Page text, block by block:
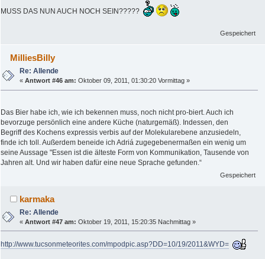
MUSS DAS NUN AUCH NOCH SEIN?????
Gespeichert
MilliesBilly
Re: Allende
«Antwort #46 am: Oktober 09, 2011, 01:30:20 Vormittag »
Das Bier habe ich, wie ich bekennen muss, noch nicht pro-biert. Auch ich
bevorzuge persönlich eine andere Küche (naturgemäß). Indessen, den
Begriff des Kochens expressis verbis auf der Molekularebene anzusiedeln,
finde ich toll. Außerdem beneide ich Adriá zugegebenermaßen ein wenig um
seine Aussage "Essen ist die älteste Form von Kommunikation, Tausende von
Jahren alt. Und wir haben dafür eine neue Sprache gefunden.“
Gespeichert
karmaka
Re: Allende
«Antwort #47 am: Oktober 19, 2011, 15:20:35 Nachmittag »
http://www.tucsonmeteorites.com/mpodpic.asp?DD=10/19/2011&WYD=